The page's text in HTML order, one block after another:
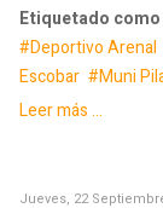
Etiquetado como
Deportivo Arenal
Escobar
Muni
Leer más ...
Jueves, 22